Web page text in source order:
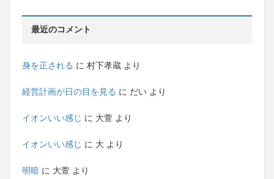
最近のコメント
身を正される に 村下孝蔵 より
経営計画が日の目を見る に だい より
イオンいい感じ に 大萱 より
イオンいい感じ に 大 より
明暗 に 大萱 より